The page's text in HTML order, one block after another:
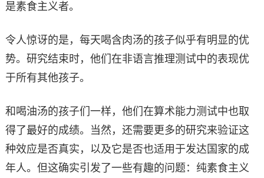
是素食主义者。
令人惊讶的是，每天喝含肉汤的孩子似乎有明显的优
势。研究结束时，他们在非语言推理测试中的表现优
于所有其他孩子。
和喝油汤的孩子们一样，他们在算术能力测试中也取
得了最好的成绩。当然，还需要更多的研究来验证这
种效应是否真实，以及它是否也适用于发达国家的成
年人。但这确实引发了一些有趣的问题：纯素食主义